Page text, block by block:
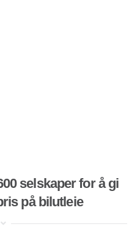
selskaper for å gi
på bilutleie